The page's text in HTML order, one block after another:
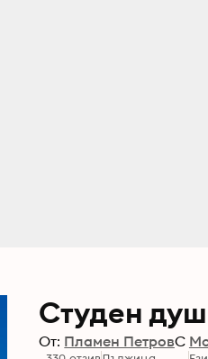
Студен
От: Пламен ПетровС